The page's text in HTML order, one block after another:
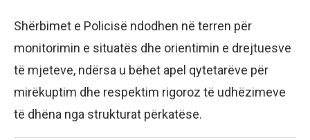
Shërbimet e Policisë ndodhen në terren për
monitorimin e situatës dhe orientimin e drejtuesve
të mjeteve, ndërsa u bëhet apel qytetarëve për
mirëkuptim dhe respektim rigoroz të udhëzimeve
të dhëna nga strukturat përkatëse.